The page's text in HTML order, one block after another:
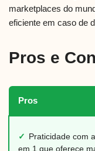
marketplaces do
eficiente em caso de
Pros e
Pros
✓ Praticidade com
em 1 que oferece